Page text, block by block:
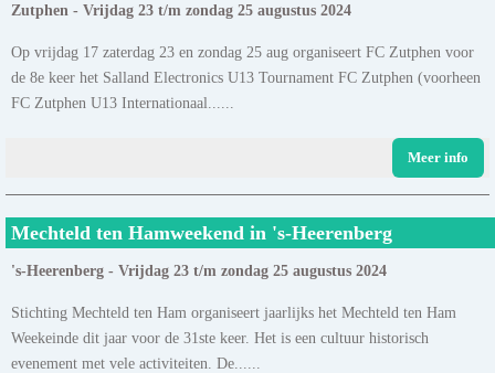
Zutphen - Vrijdag 23 t/m zondag 25 augustus 2024
Op vrijdag 17 zaterdag 23 en zondag 25 aug organiseert FC Zutphen voor
de 8e keer het Salland Electronics U13 Tournament FC Zutphen (voorheen
FC Zutphen U13 Internationaal......
Meer info
Mechteld ten Hamweekend in 's-Heerenberg
's-Heerenberg - Vrijdag 23 t/m zondag 25 augustus 2024
Stichting Mechteld ten Ham organiseert jaarlijks het Mechteld ten Ham
Weekeinde dit jaar voor de 31ste keer. Het is een cultuur historisch
evenement met vele activiteiten. De......